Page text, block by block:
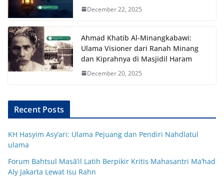
December 22, 2025
Ahmad Khatib Al-Minangkabawi:
Ulama Visioner dari Ranah Minang
dan Kiprahnya di Masjidil Haram
December 20, 2025
Recent Posts
KH Hasyim Asy’ari: Ulama Pejuang dan Pendiri Nahdlatul
ulama
Forum Bahtsul Masā’il Latih Berpikir Kritis Mahasantri Ma’had
Aly Jakarta Lewat Isu Rahn